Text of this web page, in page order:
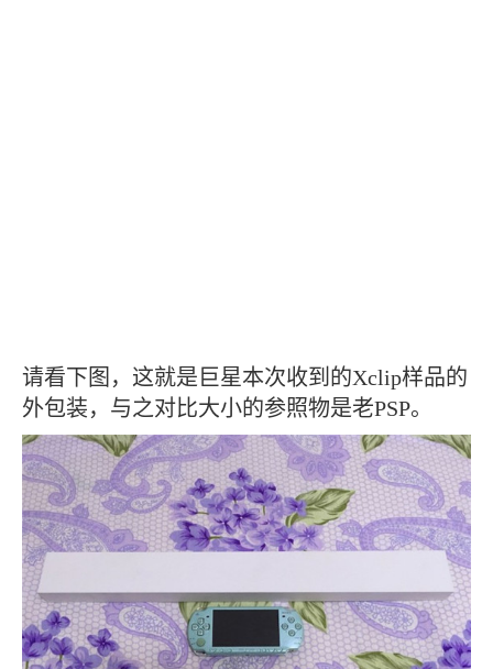
请看下图，这就是巨星本次收到的Xclip样品的
外包装，与之对比大小的参照物是老PSP。